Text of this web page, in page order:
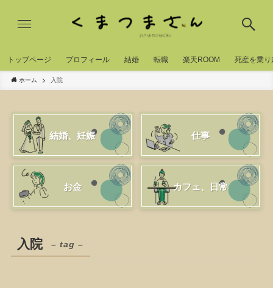
トッブページ プロフィール 結婚 転職 楽天ROOM 死産を乗り
ホーム 入院
結婚、妊娠 仕事
お金 カフェ、日常
入院 – tag –